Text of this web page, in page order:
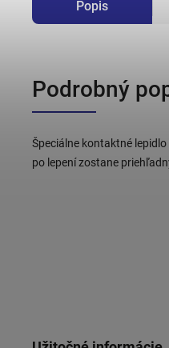
Popis
Podrobný
Špeciálne kontaktné
po lepení zostane